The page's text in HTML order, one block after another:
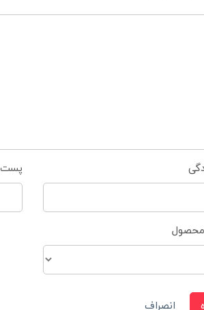
پست
محصول
انصراف